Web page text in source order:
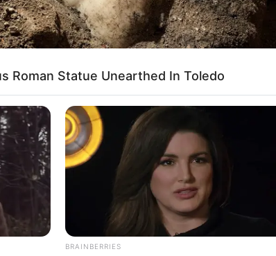
Roman Statue Unearthed In Toledo
BRAINBERRIES